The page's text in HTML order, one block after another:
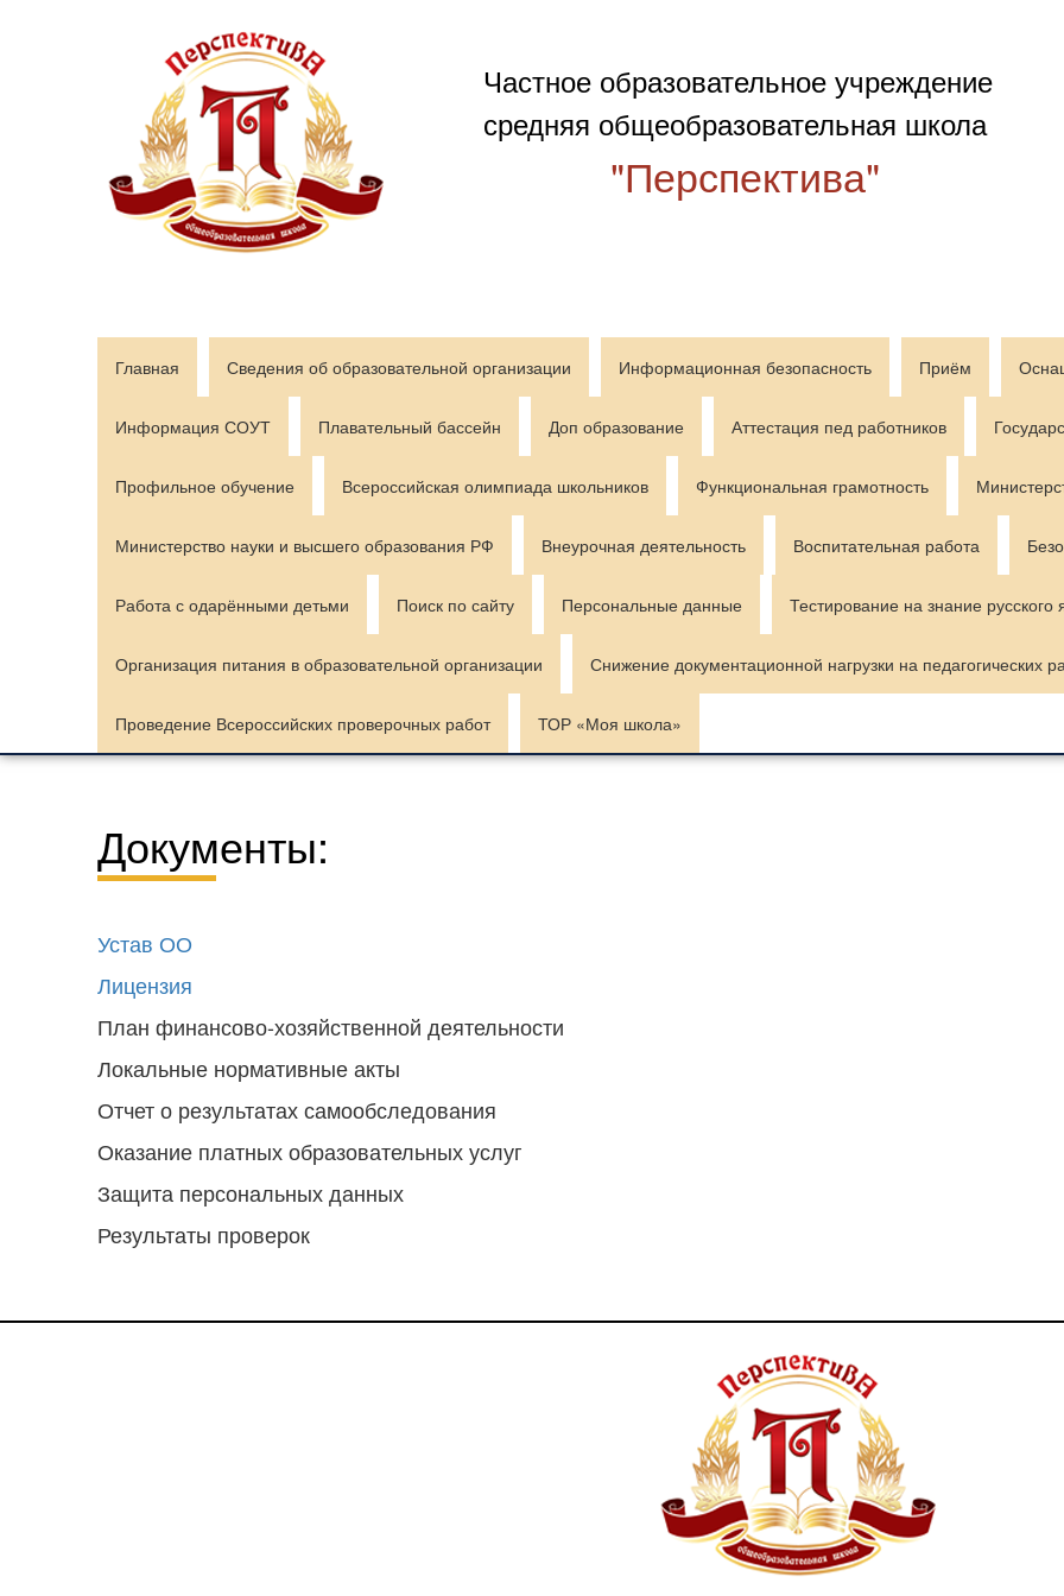
Частное образовательное учреждение
средняя общеобразовательная школа
"Перспектива"
Главная Сведения об образовательной организации Информационная безопасность Приём
Информация СОУТ Плавательный бассейн Доп образование Аттестация пед работников
Профильное обучение Всероссийская олимпиада школьников Функциональная грамотность
Министерство науки и высшего образования РФ Внеурочная деятельность Воспитательная работа
Работа с одарёнными детьми Поиск по сайту Персональные данные Тестирование на знание русского
Организация питания в образовательной организации Снижение документационной нагрузки на педагогических
Проведение Всероссийских проверочных работ ТОР «Моя школа»
Документы:
Устав ОО
Лицензия
План финансово-хозяйственной деятельности
Локальные нормативные акты
Отчет о результатах самообследования
Оказание платных образовательных услуг
Защита персональных данных
Результаты проверок